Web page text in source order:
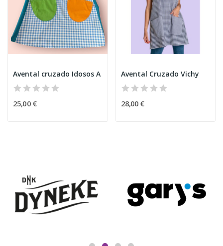
Avental cruzado Idosos A
25,00 €
Avental Cruzado Vichy
28,00 €